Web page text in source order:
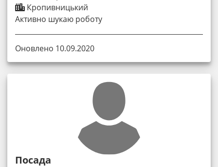
Кропивницький
Активно шукаю роботу
Оновлено 10.09.2020
Посада